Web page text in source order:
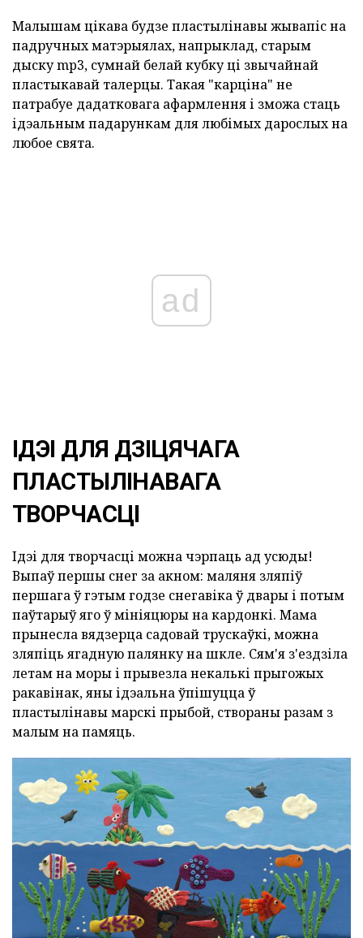
Малышам цікава будзе пластылінавы жывапіс на
падручных матэрыялах, напрыклад, старым
дыску mp3, сумнай белай кубку ці звычайнай
пластыкавай талерцы. Такая "карціна" не
патрабуе дадатковага афармлення і зможа стаць
ідэальным падарункам для любімых дарослых на
любое свята.
ad
ІДЭІ ДЛЯ ДЗІЦЯЧАГА
ПЛАСТЫЛІНАВАГА
ТВОРЧАСЦІ
Ідэі для творчасці можна чэрпаць ад усюды!
Выпаў першы снег за акном: маляня зляпіў
першага ў гэтым годзе снегавіка ў двары і потым
паўтарыў яго ў мініяцюры на кардонкі. Мама
прынесла вядзерца садовай трускаўкі, можна
зляпіць ягадную палянку на шкле. Сям'я з'ездзіла
летам на моры і прывезла некалькі прыгожых
ракавінак, яны ідэальна ўпішуцца ў
пластылінавы марскі прыбой, створаны разам з
малым на памяць.